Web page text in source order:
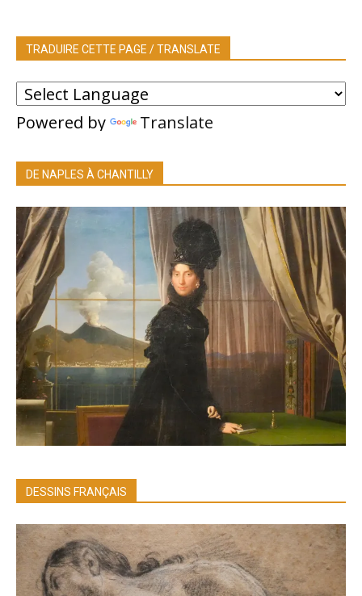
TRADUIRE CETTE PAGE / TRANSLATE
Powered by Translate
DE NAPLES À CHANTILLY
DESSINS FRANÇAIS